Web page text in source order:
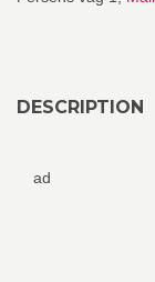
DESCRIPTION
ad